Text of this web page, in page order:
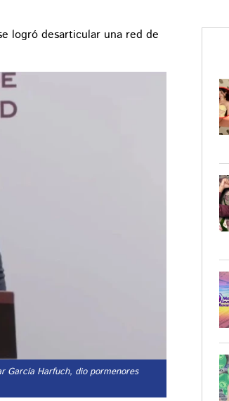
logró desarticular una red de
García Harfuch, dio pormenores